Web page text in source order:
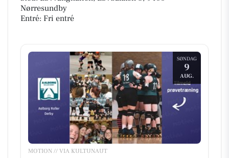
Nørresundby
Entré: Fri entré
SØNDAG
9
AUG.
MOTION // VIA KULTUNAUT